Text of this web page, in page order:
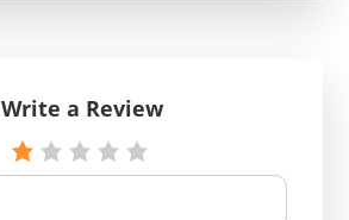
Write a Review